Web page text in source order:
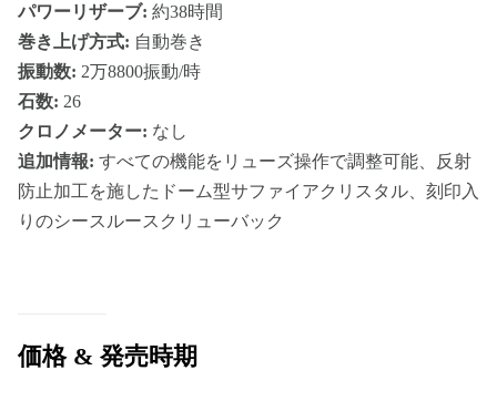
パワーリザーブ: 約38時間
巻き上げ方式: 自動巻き
振動数: 2万8800振動/時
石数: 26
クロノメーター: なし
追加情報: すべての機能をリューズ操作で調整可能、反射
防止加工を施したドーム型サファイアクリスタル、刻印入
りのシースルースクリューバック
価格 & 発売時期